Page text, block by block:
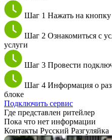
Шаг 1 Нажать на
Шаг 2 Ознакомиться с
услуги
Шаг 3 Провести
Шаг 4 Информация о
блоке
Подключить сервис
Где представлен ритейлер
Пока что нет информации
Контакты Русский Разгуляйка